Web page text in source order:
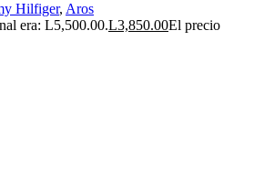
Hilfiger, Aros
era: L5,500.00.L3,850.00El precio